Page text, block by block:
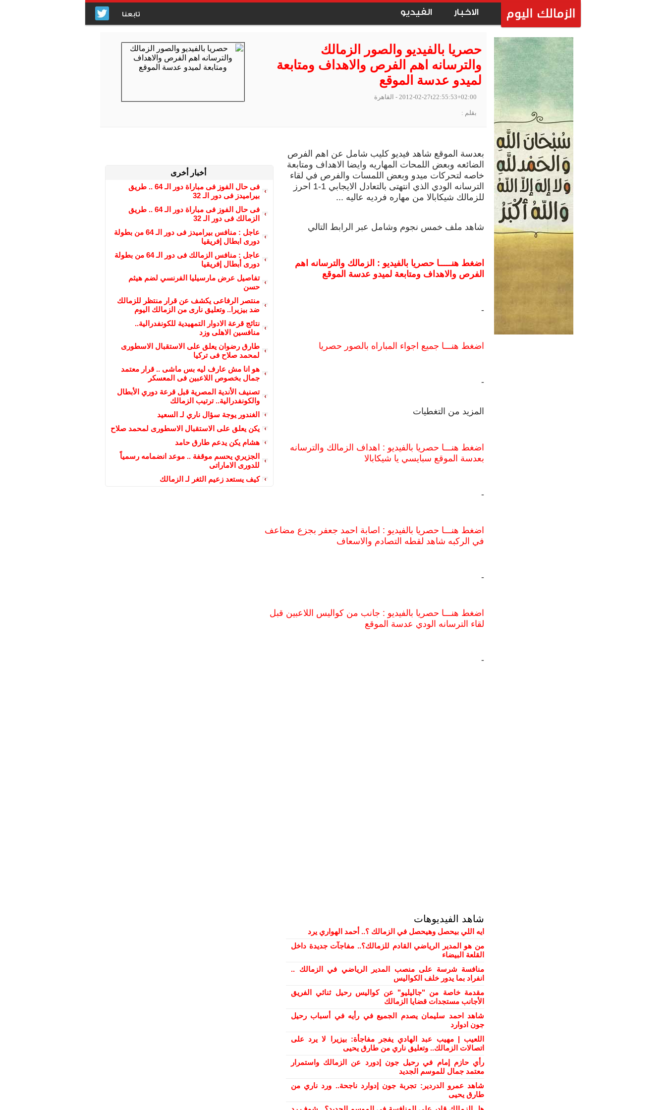
الاخبار الفيديو تابعنا
حصريا بالفيديو والصور الزمالك
والترسانه اهم الفرص والاهداف ومتابعة
لميدو عدسة الموقع
2012-02-27t22:55:53+02:00 - القاهرة
بقلم :
أخبار أخرى
فى حال الفوز فى مباراة دور الـ 64 .. طريق
بيراميدز فى دور الـ 32
فى حال الفوز فى مباراة دور الـ 64 .. طريق
الزمالك فى دور الـ 32
عاجل : منافس بيراميدز فى دور الـ 64 من بطولة
دورى ابطال إفريقيا
عاجل : منافس الزمالك فى دور الـ 64 من بطولة
دورى أبطال إفريقيا
تفاصيل عرض مارسيليا الفرنسي لضم هيثم
حسن
منتصر الرفاعى يكشف عن قرار منتظر للزمالك
ضد بيزيرا.. وتعليق نارى من الزمالك اليوم
نتائج قرعة الادوار التمهيدية للكونفدرالية..
منافسين الاهلى وزد
طارق رضوان يعلق على الاستقبال الاسطورى
لمحمد صلاح فى تركيا
هو انا مش عارف ليه بس ماشى .. قرار معتمد
جمال بخصوص اللاعبين فى المعسكر
تصنيف الأندية المصرية قبل قرعة دوري الأبطال
والكونفدرالية.. ترتيب الزمالك
الغندور يوجة سؤال ناري لـ السعيد
يكن يعلق على الاستقبال الاسطورى لمحمد صلاح
هشام يكن يدعم طارق حامد
الجزيري يحسم موقفة .. موعد انضمامه رسمياً
للدورى الاماراتى
كيف يستعد زعيم الثغر لـ الزمالك
بعدسة الموقع شاهد فيديو كليب شامل عن اهم الفرص
الضائعه وبعض اللمحات المهاريه وايضا الاهداف ومتابعة
خاصه لتحركات ميدو وبعض اللمسات والفرص في لقاء
الترسانه الودي الذي انتهتى بالتعادل الايجابي 1-1 احرز
للزمالك شيكابالا من مهاره فرديه عاليه ...
شاهد ملف خمس نجوم وشامل عبر الرابط التالي
اضغط هنـــــا حصريا بالفيديو : الزمالك والترسانه اهم
الفرص والاهداف ومتابعة لميدو عدسة الموقع
-
اضغط هنـــا جميع اجواء المباراه بالصور حصريا
-
المزيد من التغطيات
اضغط هنـــا حصريا بالفيديو : اهداف الزمالك والترسانه
بعدسة الموقع سبايسي يا شيكابالا
-
اضغط هنـــا حصريا بالفيديو : اصابة احمد جعفر بجزع مضاعف
في الركبه شاهد لقطه التصادم والاسعاف
-
اضغط هنـــا حصريا بالفيديو : جانب من كواليس اللاعبين قبل
لقاء الترسانه الودي عدسة الموقع
-
شاهد الفيديوهات
ايه اللي بيحصل وهيحصل في الزمالك ؟.. أحمد الهواري يرد
من هو المدير الرياضي القادم للزمالك؟.. مفاجآت جديدة داخل
القلعة البيضاء
منافسة شرسة على منصب المدير الرياضي في الزمالك ..
انفراد بما يدور خلف الكواليس
مقدمة خاصة من "جاليليو" عن كواليس رحيل ثنائي الفريق
الأجانب مستجدات قضايا الزمالك
شاهد احمد سليمان يصدم الجميع في رأيه في أسباب رحيل
جون ادوارد
اللعيب | مهيب عبد الهادي يفجر مفاجأة: بيزيرا لا يرد على
اتصالات الزمالك.. وتعليق ناري من طارق يحيى
رأي حازم إمام في رحيل جون إدورد عن الزمالك واستمرار
معتمد جمال للموسم الجديد
شاهد عمرو الدردير: تجربة جون إدوارد ناجحة.. ورد ناري من
طارق يحيى